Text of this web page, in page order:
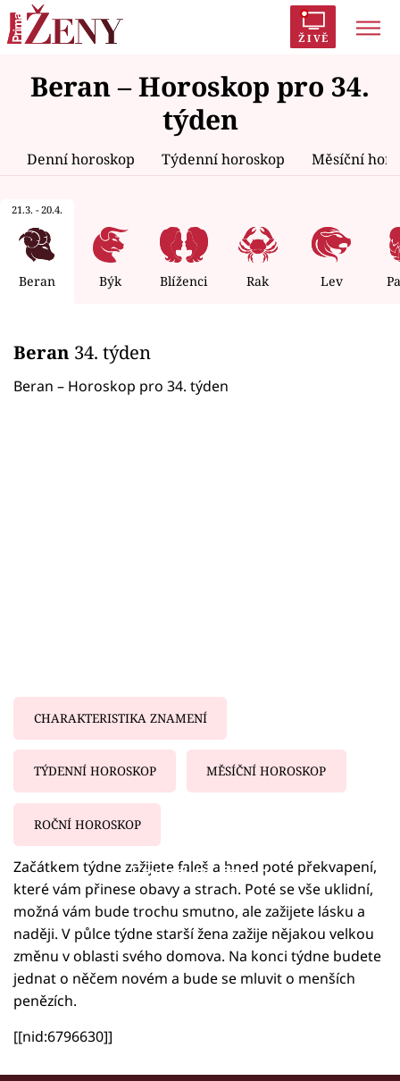
ŽIVĚ
Trendy: Polabí Inspekce Prostřeno!
AYTO?
Proměny
Témata
Celebrity
Seriály
Sledujte nás
Beran – Horoskop pro 34.
týden
Denní horoskop Týdenní horoskop Měsíční
21.3. - 20.4.
Beran Býk Blíženci Rak Lev
Beran 34. týden
Beran – Horoskop pro 34. týden
CHARAKTERISTIKA ZNAMENÍ
TÝDENNÍ HOROSKOP MĚSÍČNÍ HOROSKOP
ROČNÍ HOROSKOP
Failed to fetch
Začátkem týdne zažijete faleš a hned poté překvapení,
které vám přinese obavy a strach. Poté se vše uklidní,
možná vám bude trochu smutno, ale zažijete lásku a
naději. V půlce týdne starší žena zažije nějakou velkou
změnu v oblasti svého domova. Na konci týdne budete
jednat o něčem novém a bude se mluvit o menších
penězích.
[[nid:6796630]]